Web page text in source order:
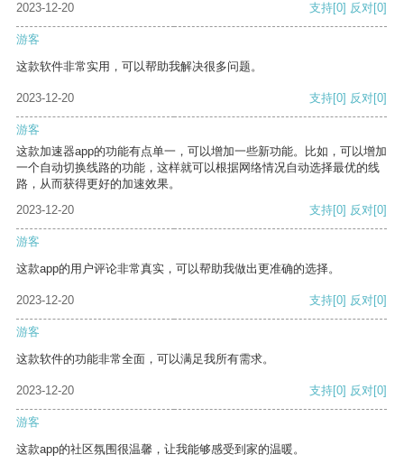
2023-12-20 支持[0] 反对[0]
游客
这款软件非常实用，可以帮助我解决很多问题。
2023-12-20 支持[0] 反对[0]
游客
这款加速器app的功能有点单一，可以增加一些新功能。比如，可以增加
一个自动切换线路的功能，这样就可以根据网络情况自动选择最优的线
路，从而获得更好的加速效果。
2023-12-20
支持[0] 反对[0]
游客
这款app的用户评论非常真实，可以帮助我做出更准确的选择。
2023-12-20 支持[0] 反对[0]
游客
这款软件的功能非常全面，可以满足我所有需求。
2023-12-20 支持[0] 反对[0]
游客
这款app的社区氛围很温馨，让我能够感受到家的温暖。